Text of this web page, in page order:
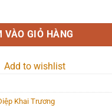
VÀO GIỎ HÀNG
Add to wishlist
Khai Trương